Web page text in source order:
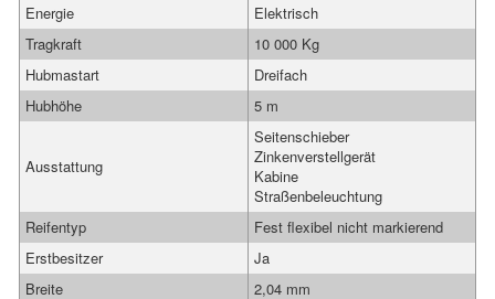
Energie
Elektrisch
Tragkraft
10 000 Kg
Hubmastart
Dreifach
Hubhöhe
5 m
Ausstattung
Seitenschieber
Zinkenverstellgerät
Kabine
Straßenbeleuchtung
Reifentyp
Fest flexibel nicht markierend
Erstbesitzer
Ja
Breite
2,04 mm